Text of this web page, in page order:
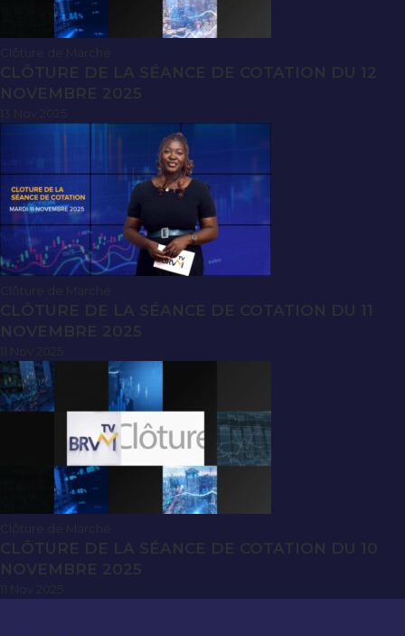
CLÔTURE DE LA SÉANCE DE COTATION DU 12
NOVEMBRE 2025
CLÔTURE DE LA SÉANCE DE COTATION DU 11
NOVEMBRE 2025
CLÔTURE DE LA SÉANCE DE COTATION DU 10
NOVEMBRE 2025